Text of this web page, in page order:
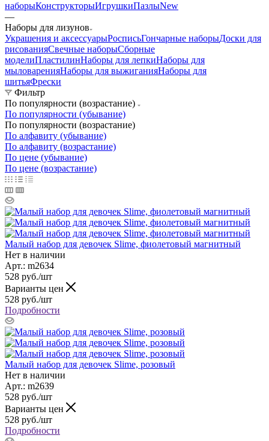
наборыКонструкторыИгрушкиПазлыNew
—
Наборы для лизунов
Украшения и аксессуарыРосписьГончарные наборыДоски для
рисованияСвечные наборыСборные
моделиПластилинНаборы для лепкиНаборы для
мыловаренияНаборы для выжиганияНаборы для
шитьяФрески
Фильтр
По популярности (возрастание)
По популярности (убывание)
По популярности (возрастание)
По алфавиту (убывание)
По алфавиту (возрастание)
По цене (убывание)
По цене (возрастание)
Малый набор для девочек Slime, фиолетовый магнитный
Нет в наличии
Арт.: m2634
528 руб./шт
Варианты цен
528 руб./шт
Подробности
Малый набор для девочек Slime, розовый
Нет в наличии
Арт.: m2639
528 руб./шт
Варианты цен
528 руб./шт
Подробности